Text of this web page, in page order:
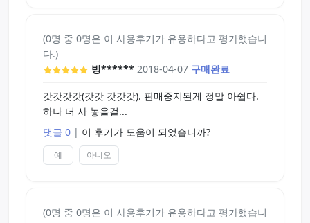
(0명 중 0명은 이 사용후기가 유용하다고 평가했습니
다.)
빙****** 2018-04-07 구매완료
갓갓갓갓(갓갓 갓갓갓). 판매중지된게 정말 아쉽다.
하나 더 사 놓을걸...
댓글 0 | 이 후기가 도움이 되었습니까?
예 아니오
(0명 중 0명은 이 사용후기가 유용하다고 평가했습니